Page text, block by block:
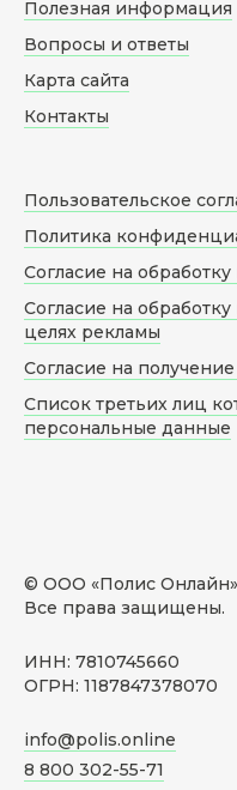
© ООО «Полис
Все права защищены.
ИНН: 7810745660
ОГРН: 1187847378070
info@polis.online
8 800 302-55-71
Полезная информация
Вопросы и ответы
Карта сайта
Контакты
Пользовательское
Политика
Согласие на
Согласие на
целях рекламы
Согласие на
Список третьих лиц
персональные данные